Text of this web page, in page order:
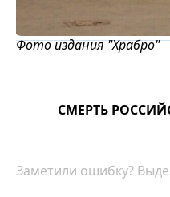
Фото издания "Храбро"
СМЕРТЬ
Заметили ошибку?